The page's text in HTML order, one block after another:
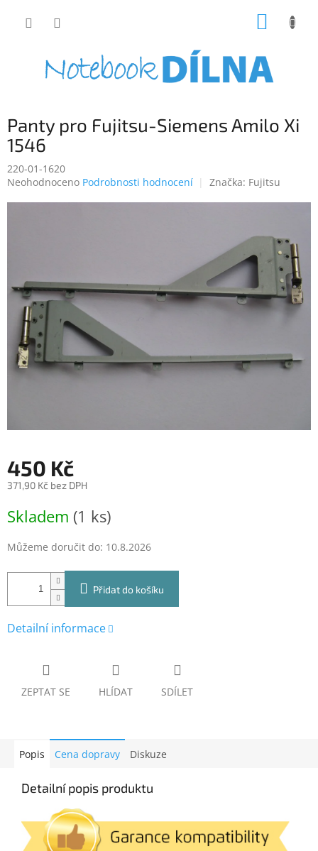
Panty pro Fujitsu-Siemens Amilo Xi
1546
220-01-1620
Průměrné
Neohodnoceno Podrobnosti hodnocení Značka: Fujitsu
450 Kč
371,90 Kč bez DPH
cena:
Skladem (1 ks)
Můžeme doručit do: 10.8.2026
Přidat do košíku
Detailní informace
ZEPTAT SE HLÍDAT SDÍLET
Popis Cena dopravy Diskuze
Detailní popis produktu